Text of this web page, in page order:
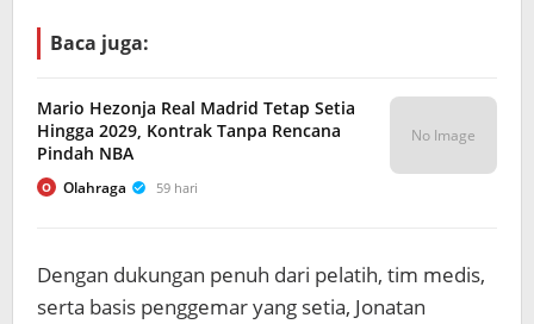
Baca juga:
Mario Hezonja Real Madrid Tetap Setia
Hingga 2029, Kontrak Tanpa Rencana
Pindah NBA
O Olahraga 59 hari
No Image
Dengan dukungan penuh dari pelatih, tim medis,
serta basis penggemar yang setia, Jonatan